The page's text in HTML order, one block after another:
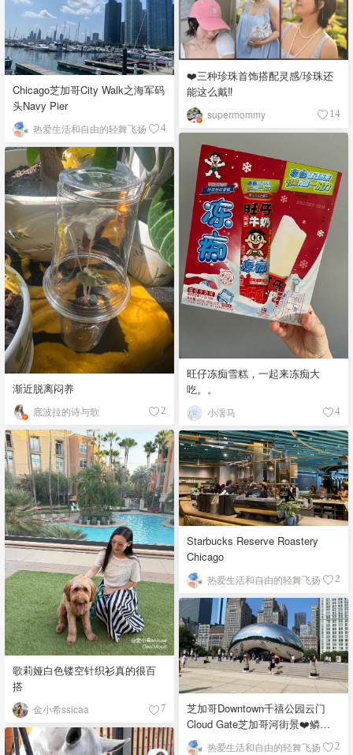
❤️三种珍珠首饰搭配灵感/珍珠还
能这么戴‼️
supermommy 14
Chicago芝加哥City Walk之海军码
头Navy Pier
热爱生活和自由的轻舞飞扬 4
旺仔冻痴雪糕，一起来冻痴大
吃。。
小濡马 4
渐近脱离闷养
底波拉的诗与歌 2
歌莉娅白色镂空针织衫真的很百
搭
金小希ssicaa 7
Starbucks Reserve Roastery
Chicago
热爱生活和自由的轻舞飞扬 2
芝加哥Downtown千禧公园云门
Cloud Gate芝加哥河街景❤️鳞次
栉比的高楼
热爱生活和自由的轻舞飞扬 2